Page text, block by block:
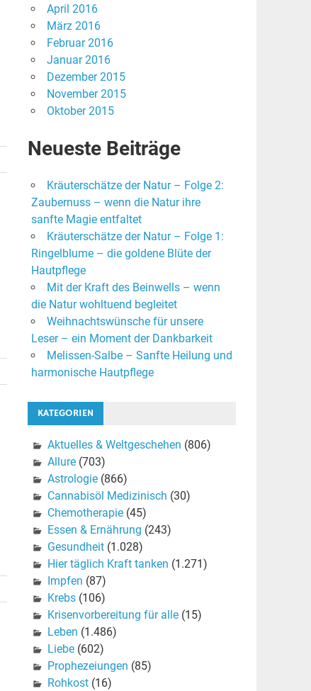
April 2016
März 2016
Februar 2016
Januar 2016
Dezember 2015
November 2015
Oktober 2015
Neueste Beiträge
Kräuterschätze der Natur – Folge 2:
Zaubernuss – wenn die Natur ihre
sanfte Magie entfaltet
Kräuterschätze der Natur – Folge 1:
Ringelblume – die goldene Blüte der
Hautpflege
Mit der Kraft des Beinwells – wenn
die Natur wohltuend begleitet
Weihnachtswünsche für unsere
Leser – ein Moment der Dankbarkeit
Melissen-Salbe – Sanfte Heilung und
harmonische Hautpflege
KATEGORIEN
Aktuelles & Weltgeschehen (806)
Allure(703)
Astrologie(866)
Cannabisöl Medizinisch (30)
Chemotherapie(45)
Essen & Ernährung (243)
Gesundheit(1.028)
Hier täglich Kraft tanken (1.271)
Impfen (87)
Krebs(106)
Krisenvorbereitung für alle(15)
Leben (1.486)
Liebe(602)
Prophezeiungen (85)
Rohkost(16)